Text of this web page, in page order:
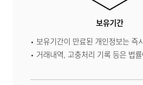
보유기간
보유기간이 만료된 개인정보는 즉
거래내역, 고충처리 기록 등은 법